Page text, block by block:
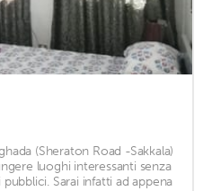
(Sheraton Road -Sakkala)
luoghi interessanti senza
Sarai infatti ad appena